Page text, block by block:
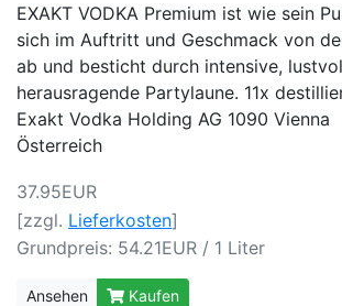
EXAKT VODKA Premium ist wie sein
sich im Auftritt und Geschmack von
ab und besticht durch intensive,
herausragende Partylaune. 11x
Exakt Vodka Holding AG 1090
Österreich
37.95EUR
[zzgl. Lieferkosten]
Grundpreis: 54.21EUR / 1 Liter
Ansehen Kaufen